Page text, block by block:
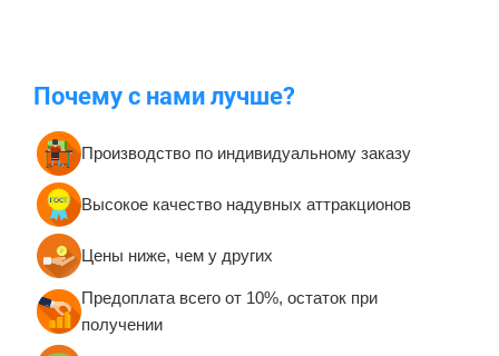
Почему с нами лучше?
Производство по индивидуальному заказу
Высокое качество надувных аттракционов
Цены ниже, чем у других
Предоплата всего от 10%, остаток при
получении